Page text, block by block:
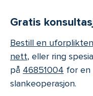
Gratis
Bestill en
nett, eller ring
på 46851004 for en
slankeoperasjon.